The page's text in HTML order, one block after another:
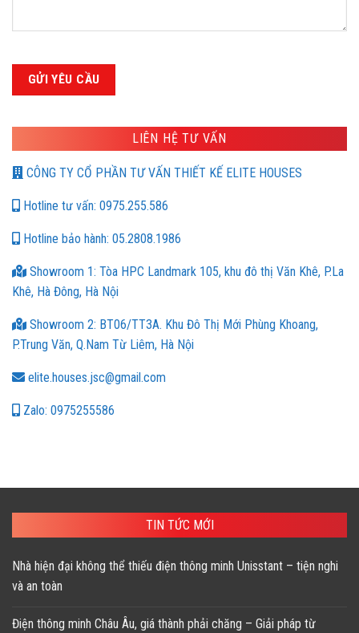
LIÊN HỆ TƯ VẤN
CÔNG TY CỔ PHẦN TƯ VẤN THIẾT KẾ ELITE HOUSES
Hotline tư vấn: 0975.255.586
Hotline bảo hành: 05.2808.1986
Showroom 1: Tòa HPC Landmark 105, khu đô thị Văn Khê, P.La
Khê, Hà Đông, Hà Nội
Showroom 2: BT06/TT3A. Khu Đô Thị Mới Phùng Khoang,
P.Trung Văn, Q.Nam Từ Liêm, Hà Nội
elite.houses.jsc@gmail.com
Zalo: 0975255586
TIN TỨC MỚI
Nhà hiện đại không thể thiếu điện thông minh Unisstant – tiện nghi
và an toàn
Điện thông minh Châu Âu, giá thành phải chăng – Giải pháp từ